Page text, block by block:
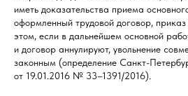
иметь доказательства приема
оформленный трудовой договор,
этом, если в дальнейшем основной
и договор аннулируют, увольнение
законным (определение Санкт-
от 19.01.2016 № 33–1391/2016).